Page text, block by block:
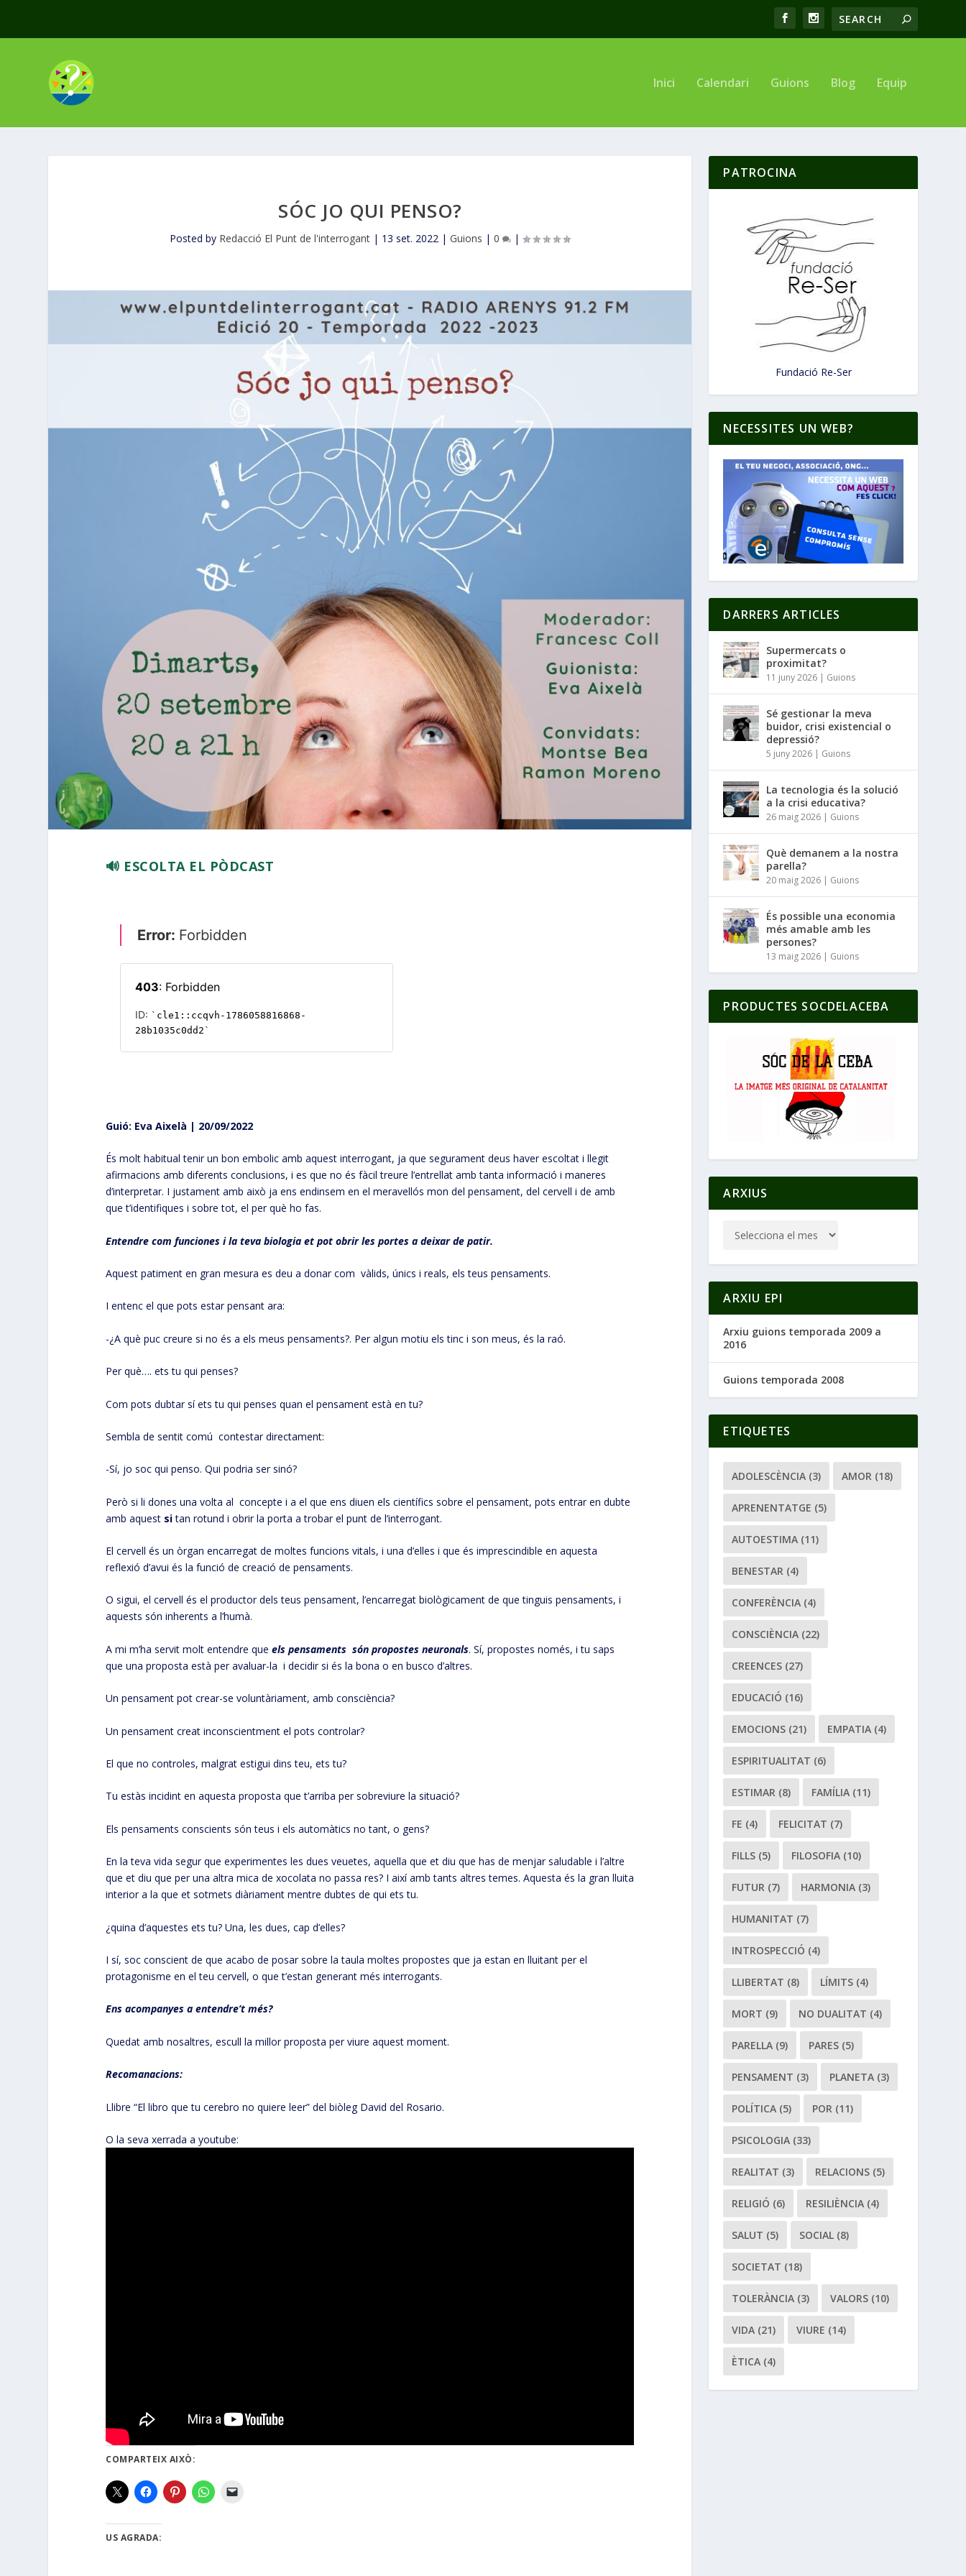
Inici Calendari Guions Blog Equip
SÓC JO QUI PENSO?
Posted by Redacció El Punt de l'interrogant | 13 set. 2022 |Guions |0 |
🔊 ESCOLTA EL PÒDCAST
Guió: Eva Aixelà | 20/09/2022
És molt habitual tenir un bon embolic amb aquest interrogant, ja que segurament deus haver escoltat i llegit
afirmacions amb diferents conclusions, i es que no és fàcil treure l’entrellat amb tanta informació i maneres
d’interpretar. I justament amb això ja ens endinsem en el meravellós mon del pensament, del cervell i de amb
que t’identifiques i sobre tot, el per què ho fas.
Entendre com funciones i la teva biologia et pot obrir les portes a deixar de patir.
Aquest patiment en gran mesura es deu a donar com vàlids, únics i reals, els teus pensaments.
I entenc el que pots estar pensant ara:
-¿A què puc creure si no és a els meus pensaments?. Per algun motiu els tinc i son meus, és la raó.
Per què…. ets tu qui penses?
Com pots dubtar sí ets tu qui penses quan el pensament està en tu?
Sembla de sentit comú contestar directament:
-Sí, jo soc qui penso. Qui podria ser sinó?
Però si li dones una volta al concepte i a el que ens diuen els científics sobre el pensament, pots entrar en dubte
amb aquest sitan rotund i obrir la porta a trobar el punt de l’interrogant.
El cervell és un òrgan encarregat de moltes funcions vitals, i una d’elles i que és imprescindible en aquesta
reflexió d’avui és la funció de creació de pensaments.
O sigui, el cervell és el productor dels teus pensament, l’encarregat biològicament de que tinguis pensaments, i
aquests són inherents a l’humà.
A mi m’ha servit molt entendre queels pensaments són propostes neuronals. Sí, propostes només, i tu saps
que una proposta està per avaluar-la i decidir si és la bona o en busco d’altres.
Un pensament pot crear-se voluntàriament, amb consciència?
Un pensament creat inconscientment el pots controlar?
El que no controles, malgrat estigui dins teu, ets tu?
Tu estàs incidint en aquesta proposta que t’arriba per sobreviure la situació?
Els pensaments conscients són teus i els automàtics no tant, o gens?
En la teva vida segur que experimentes les dues veuetes, aquella que et diu que has de menjar saludable i l’altre
que et diu que per una altra mica de xocolata no passa res? I així amb tants altres temes. Aquesta és la gran lluita
interior a la que et sotmets diàriament mentre dubtes de qui ets tu.
¿quina d’aquestes ets tu? Una, les dues, cap d’elles?
I sí, soc conscient de que acabo de posar sobre la taula moltes propostes que ja estan en lluitant per el
protagonisme en el teu cervell, o que t’estan generant més interrogants.
Ens acompanyes a entendre’t més?
Quedat amb nosaltres, escull la millor proposta per viure aquest moment.
Recomanacions:
Llibre “El libro que tu cerebro no quiere leer” del biòleg David del Rosario.
O la seva xerrada a youtube:
COMPARTEIX AIXÒ:
US AGRADA:
PATROCINA
Fundació Re-Ser
NECESSITES UN WEB?
DARRERS ARTICLES
Supermercats o
proximitat?
11 juny 2026 | Guions
Sé gestionar la meva
buidor, crisi existencial o
depressió?
5 juny 2026 | Guions
La tecnologia és la solució
a la crisi educativa?
26 maig 2026 | Guions
Què demanem a la nostra
parella?
20 maig 2026 | Guions
És possible una economia
més amable amb les
persones?
13 maig 2026 | Guions
PRODUCTES SOCDELACEBA
ARXIUS
ARXIU EPI
Arxiu guions temporada 2009 a
2016
Guions temporada 2008
ETIQUETES
ADOLESCÈNCIA (3) AMOR (18)
APRENENTATGE (5)
AUTOESTIMA (11)
BENESTAR (4)
CONFERÈNCIA (4)
CONSCIÈNCIA (22)
CREENCES (27)
EDUCACIÓ (16)
EMOCIONS (21) EMPATIA (4)
ESPIRITUALITAT (6)
ESTIMAR (8) FAMÍLIA (11)
FE (4) FELICITAT (7)
FILLS (5) FILOSOFIA (10)
FUTUR (7) HARMONIA (3)
HUMANITAT (7)
INTROSPECCIÓ (4)
LLIBERTAT (8) LÍMITS (4)
MORT (9) NO DUALITAT (4)
PARELLA (9) PARES (5)
PENSAMENT (3) PLANETA (3)
POLÍTICA (5) POR (11)
PSICOLOGIA (33)
REALITAT (3) RELACIONS (5)
RELIGIÓ (6) RESILIÈNCIA (4)
SALUT (5) SOCIAL (8)
SOCIETAT (18)
TOLERÀNCIA (3) VALORS (10)
VIDA (21) VIURE (14)
ÈTICA (4)